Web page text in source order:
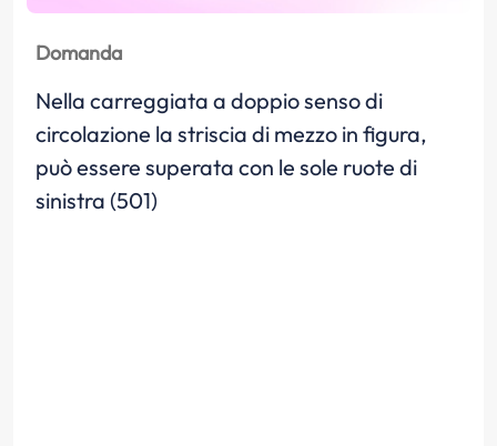
Domanda
Nella carreggiata a doppio senso di
circolazione la striscia di mezzo in figura,
può essere superata con le sole ruote di
sinistra (501)